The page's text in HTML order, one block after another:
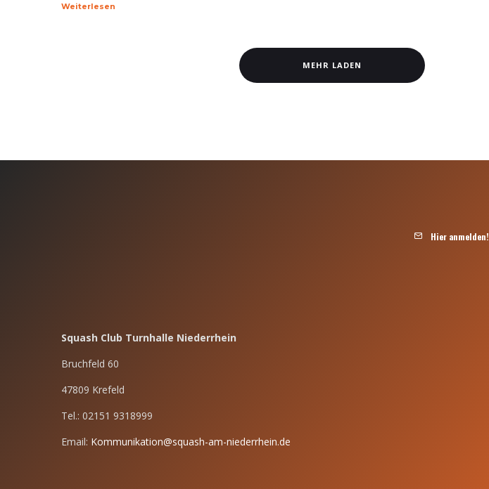
Weiterlesen
MEHR LADEN
Hier anmelden!
Squash Club Turnhalle Niederrhein
Bruchfeld 60
47809 Krefeld
Tel.: 02151 9318999
Email: Kommunikation@squash-am-niederrhein.de